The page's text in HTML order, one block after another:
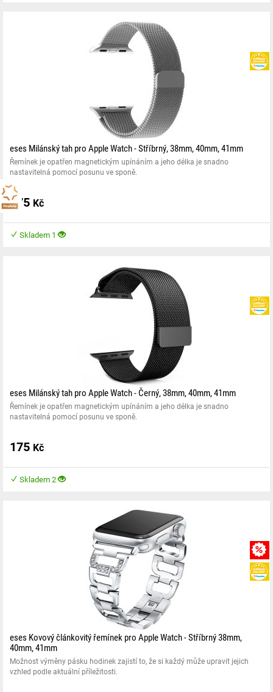
eses Milánský tah pro Apple Watch - Stříbrný, 38mm, 40mm, 41mm
Řemínek je opatřen magnetickým upínáním a jeho délka je snadno
nastavitelná pomocí posunu ve sponě.
175 Kč
Skladem 1
eses Milánský tah pro Apple Watch - Černý, 38mm, 40mm, 41mm
Řemínek je opatřen magnetickým upínáním a jeho délka je snadno
nastavitelná pomocí posunu ve sponě.
175 Kč
Skladem 2
eses Kovový článkovitý řemínek pro Apple Watch - Stříbrný 38mm,
40mm, 41mm
Možnost výměny pásku hodinek zajistí to, že si každý může upravit jejich
vzhled podle aktuální příležitosti.